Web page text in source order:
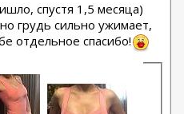
спустя 1,5 месяца)
грудь сильно ужимает,
отдельное спасибо!